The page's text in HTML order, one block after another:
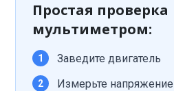
Простая проверка
мультиметром:
1 Заведите двигатель
2 Измерьте